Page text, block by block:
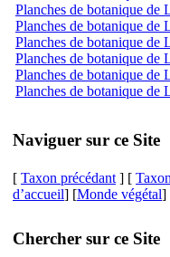
Planches de botanique de
Planches de botanique de
Planches de botanique de
Planches de botanique de
Planches de botanique de
Planches de botanique de
Naviguer sur ce Site
[ Taxon précédant ] [
d’accueil] [Monde végétal]
Chercher sur ce Site